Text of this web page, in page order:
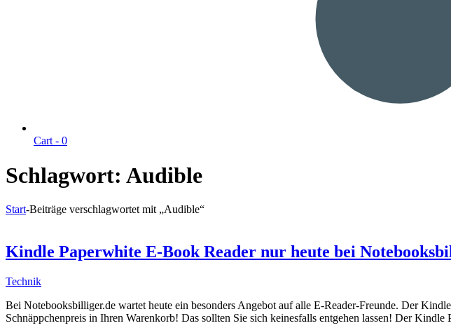
Cart - 0
Schlagwort: Audible
Start-Beiträge verschlagwortet mit „Audible“
Kindle Paperwhite E-Book Reader nur heute bei
Technik
Bei Notebooksbilliger.de wartet heute ein besonders Angebot auf alle E-Reader-Freunde. Der
Schnäppchenpreis in Ihren Warenkorb! Das sollten Sie sich keinesfalls entgehen lassen! Der